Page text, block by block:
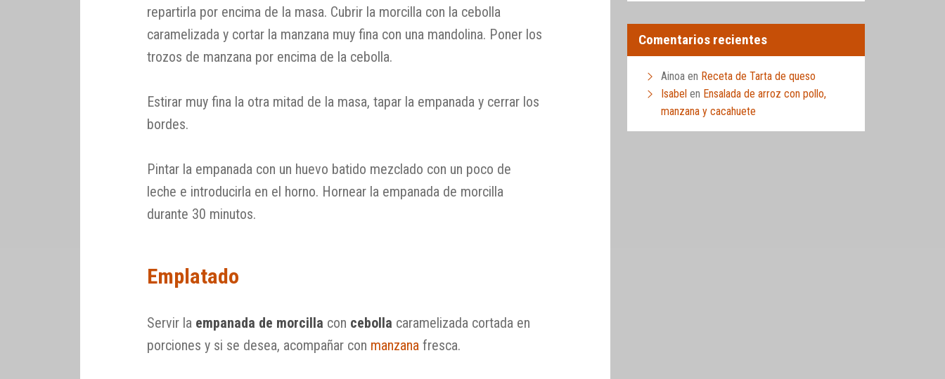
repartirla por encima de la masa. Cubrir la morcilla con la cebolla
caramelizada y cortar la manzana muy fina con una mandolina. Poner los
trozos de manzana por encima de la cebolla.
Estirar muy fina la otra mitad de la masa, tapar la empanada y cerrar los
bordes.
Pintar la empanada con un huevo batido mezclado con un poco de
leche e introducirla en el horno. Hornear la empanada de morcilla
durante 30 minutos.
Emplatado
Servir la empanada de morcilla con cebolla caramelizada cortada en
porciones y si se desea, acompañar con manzana fresca.
Comentarios recientes
Ainoa en Receta de Tarta de queso
Isabel en Ensalada de arroz con pollo,
manzana y cacahuete